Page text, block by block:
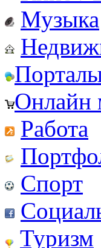
Музыка
Онлайн
Работа
Спорт
Туризм